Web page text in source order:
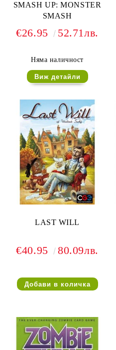
SMASH UP: MONSTER
SMASH
€26.95 52.71лв.
Няма наличност
Виж детайли
LAST WILL
€40.95 80.09лв.